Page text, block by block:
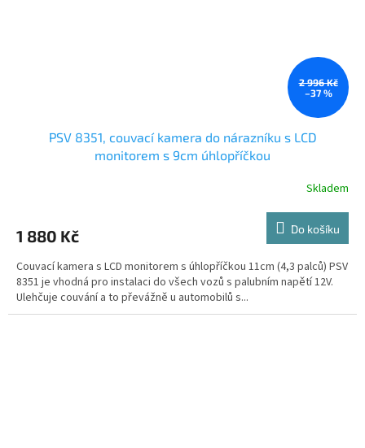
2 996 Kč
–37 %
PSV 8351, couvací kamera do nárazníku s LCD
monitorem s 9cm úhlopříčkou
Skladem
1 880 Kč Do košíku
Couvací kamera s LCD monitorem s úhlopříčkou 11cm (4,3 palců) PSV
8351 je vhodná pro instalaci do všech vozů s palubním napětí 12V.
Ulehčuje couvání a to převážně u automobilů s...